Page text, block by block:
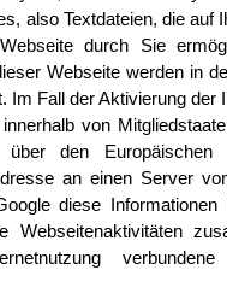
also Textdateien, die auf
durch Sie
Webseite werden in
Im Fall der Aktivierung
von
über den
an einen Server
diese
Webseitenaktivitäten